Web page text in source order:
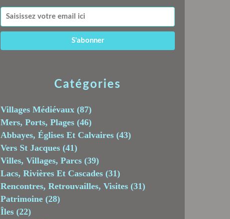
Catégories
Villages Médiévaux (87)
Mers, Ports, Plages (46)
Abbayes, Églises Et Calvaires (43)
Vers St Jacques (41)
Villes, Villages, Parcs (39)
Lacs, Rivières Et Cascades (31)
Rencontres, Retrouvailles, Visites (31)
Patrimoine (28)
Îles (22)